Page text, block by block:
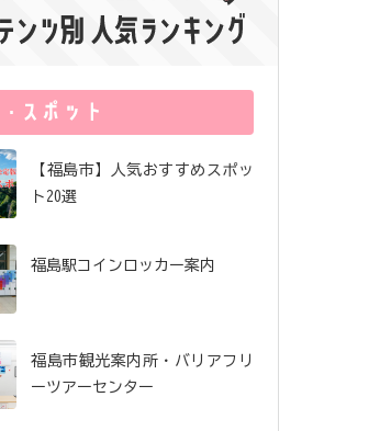
坂・土湯・駅近 から3店
舗をご紹介【ピーチホリ
巡り！ 映画『免許返
納!?』の舞台を訪ねる福
島ドライブ
【福島市】人気おすすめスポッ
ト20選
福島駅コインロッカー案内
福島市観光案内所・バリアフリ
ーツアーセンター